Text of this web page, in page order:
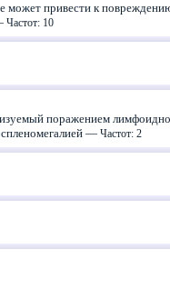
может привести к
Частот: 10
поражением
— Частот: 2